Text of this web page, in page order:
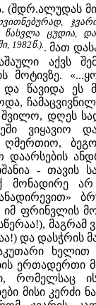
(შდრ.ალუდას
წასვლა ცუდია,
1982წ.). . მათ
აქვს
მოტივზე.
წავიდა ეს
შვილო, დღეს
ღმერთიო,
დაარსების
- თავის
მონადირე
ფრინვლის
მაგრამ
და დასჭრის
ხელით
ერთადერთი
რომელსაც
მისი კერძი